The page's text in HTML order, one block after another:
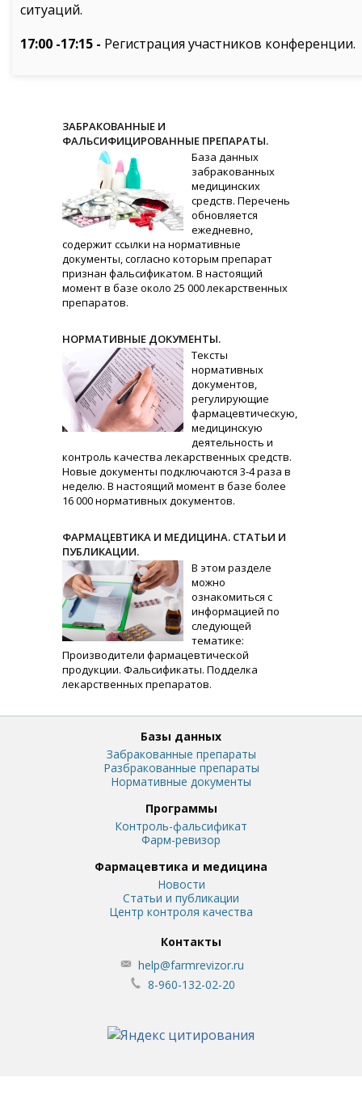
ситуаций.
17:00 -17:15 - Регистрация участников конференции.
ЗАБРАКОВАННЫЕ И
ФАЛЬСИФИЦИРОВАННЫЕ ПРЕПАРАТЫ.
База данных
забракованных
медицинских
средств. Перечень
обновляется
ежедневно,
содержит ссылки на нормативные
документы, согласно которым препарат
признан фальсификатом. В настоящий
момент в базе около 25 000 лекарственных
препаратов.
НОРМАТИВНЫЕ ДОКУМЕНТЫ.
Тексты
нормативных
документов,
регулирующие
фармацевтическую,
медицинскую
деятельность и
контроль качества лекарственных средств.
Новые документы подключаются 3-4 раза в
неделю. В настоящий момент в базе более
16 000 нормативных документов.
ФАРМАЦЕВТИКА И МЕДИЦИНА. СТАТЬИ И
ПУБЛИКАЦИИ.
В этом разделе
можно
ознакомиться с
информацией по
следующей
тематике:
Производители фармацевтической
продукции. Фальсификаты. Подделка
лекарственных препаратов.
Базы данных
Забракованные препараты
Разбракованные препараты
Нормативные документы
Программы
Контроль-фальсификат
Фарм-ревизор
Фармацевтика и медицина
Новости
Статьи и публикации
Центр контроля качества
Контакты
help@farmrevizor.ru
8-960-132-02-20